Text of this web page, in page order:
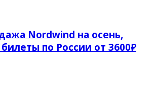
Nordwind на осень,
по России от 3600₽